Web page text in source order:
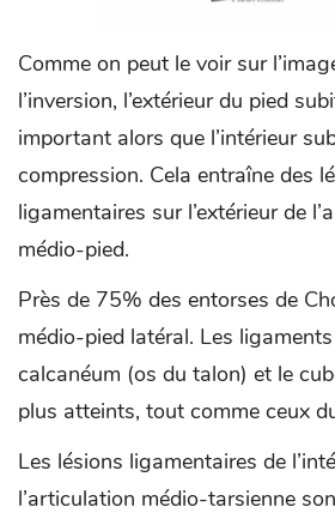
Comme on peut le voir sur
l’inversion, l’extérieur du pied
important alors que l’intérieur
compression. Cela entraîne des
ligamentaires sur l’extérieur de
médio-pied.
Près de 75% des entorses de
médio-pied latéral. Les
calcanéum (os du talon) et le
plus atteints, tout comme ceux
Les lésions ligamentaires de
l’articulation médio-tarsienne